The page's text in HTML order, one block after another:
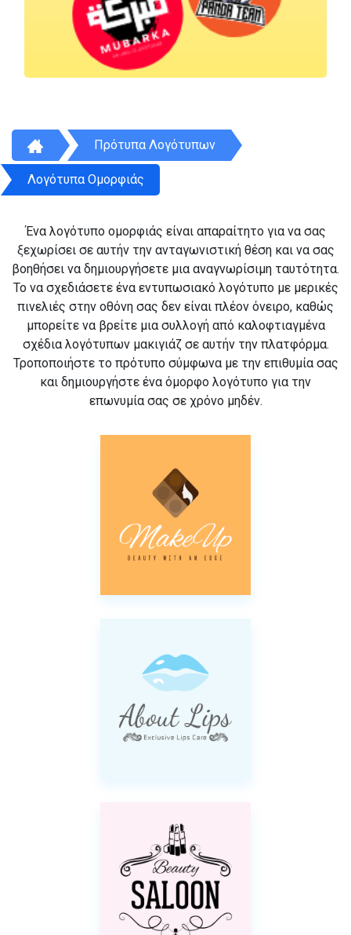
Πρότυπα Λογότυπων
Λογότυπα Ομορφιάς
Ένα λογότυπο ομορφιάς είναι απαραίτητο για να σας
ξεχωρίσει σε αυτήν την ανταγωνιστική θέση και να σας
βοηθήσει να δημιουργήσετε μια αναγνωρίσιμη ταυτότητα.
Το να σχεδιάσετε ένα εντυπωσιακό λογότυπο με μερικές
πινελιές στην οθόνη σας δεν είναι πλέον όνειρο, καθώς
μπορείτε να βρείτε μια συλλογή από καλοφτιαγμένα
σχέδια λογότυπων μακιγιάζ σε αυτήν την πλατφόρμα.
Τροποποιήστε το πρότυπο σύμφωνα με την επιθυμία σας
και δημιουργήστε ένα όμορφο λογότυπο για την
επωνυμία σας σε χρόνο μηδέν.